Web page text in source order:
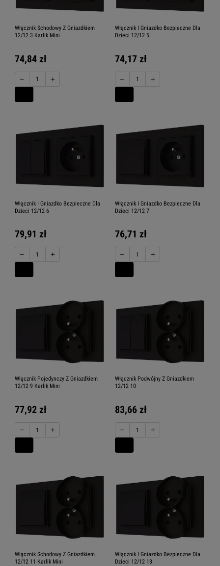
Włącznik Schodowy Z Gniazdkiem
12/12 3 Karlik Mini
74,84 zł
− +
Włącznik I Gniazdko Bezpieczne Dla
Dzieci 12/12 5
74,17 zł
− +
Włącznik I Gniazdko Bezpieczne Dla
Dzieci 12/12 6
79,91 zł
− +
Włącznik I Gniazdko Bezpieczne Dla
Dzieci 12/12 7
76,71 zł
− +
Włącznik Pojedynczy Z Gniazdkiem
12/12 9 Karlik Mini
77,92 zł
− +
Włącznik Podwójny Z Gniazdkiem
12/12 10
83,66 zł
− +
Włącznik Schodowy Z Gniazdkiem
12/12 11 Karlik Mini
Włącznik I Gniazdko Bezpieczne Dla
Dzieci 12/12 13